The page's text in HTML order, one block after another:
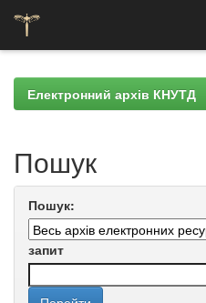
navigationЕлектронний архів КНУТД
Пошук
Пошук:
запит